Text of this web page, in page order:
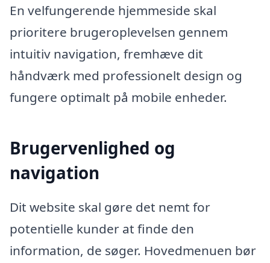
En velfungerende hjemmeside skal
prioritere brugeroplevelsen gennem
intuitiv navigation, fremhæve dit
håndværk med professionelt design og
fungere optimalt på mobile enheder.
Brugervenlighed og
navigation
Dit website skal gøre det nemt for
potentielle kunder at finde den
information, de søger. Hovedmenuen bør